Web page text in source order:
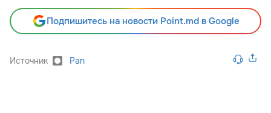
Подпишитесь на новости Point.md в Google
Источник Pan